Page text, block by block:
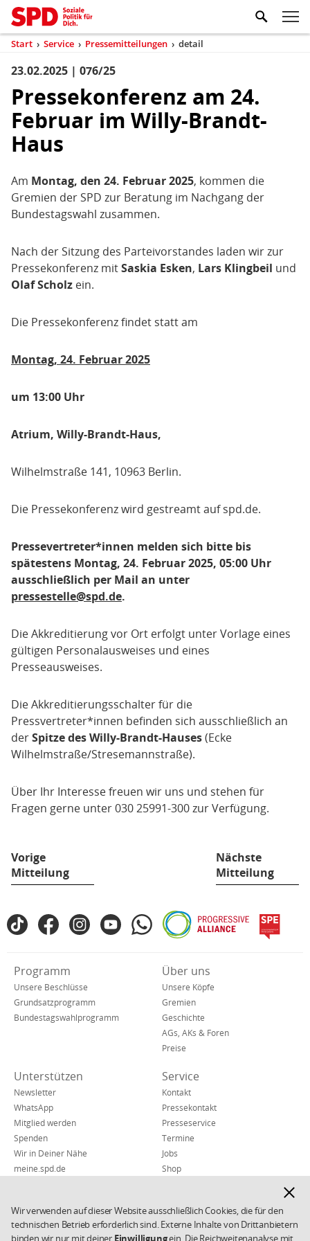
Wir verwenden auf dieser Website ausschließlich Cookies, die für den
technischen Betrieb erforderlich sind. Externe Inhalte von Drittanbietern
binden wir nur mit deiner Einwilligungein. Die Reichweitenanalyse mit
Kopfbereich
Sprungmarken-
Navigation
Zum Inhaltsbereich der Seite
Hauptnavigation
Sie
sind
Start › Service › Pressemitteilungen › detail
Inhaltsbereich
Pressemitteilung
23.02.2025 | 076/25
Pressekonferenz am 24.
Februar im Willy-Brandt-
Haus
Am Montag, den 24. Februar 2025, kommen die
Gremien der SPD zur Beratung im Nachgang der
Bundestagswahl zusammen.
Nach der Sitzung des Parteivorstandes laden wir zur
Pressekonferenz mitSaskia Esken, Lars Klingbeil und
Olaf Scholz ein.
Die Pressekonferenz findet statt am
Montag, 24. Februar 2025
um 13:00 Uhr
Atrium, Willy-Brandt-Haus,
Wilhelmstraße 141, 10963 Berlin.
Die Pressekonferenz wird gestreamt auf spd.de.
Pressevertreter*innen melden sich bitte bis
spätestens Montag, 24. Februar 2025, 05:00 Uhr
ausschließlich per Mail an unter
pressestelle@spd.de.
Die Akkreditierung vor Ort erfolgt unter Vorlage eines
gültigen Personalausweises und eines
Presseausweises.
Die Akkreditierungsschalter für die
Pressvertreter*innen befinden sich ausschließlich an
derSpitze des Willy-Brandt-Hauses(Ecke
Wilhelmstraße/Stresemannstraße).
Über Ihr Interesse freuen wir uns und stehen für
Fragen gerne unter 030 25991-300 zur Verfügung.
Vorige
Mitteilung
Nächste
Mitteilung
Fußbereich
SPD
sozialen
Netzwerken
TikTokFacebookInstagramYouTubeWhatsAppProgressive
Alliance
Verkürzte
Navigation
Programm
Unsere Beschlüsse
Grundsatzprogramm
Bundestagswahlprogramm
Über uns
Unsere Köpfe
Gremien
Geschichte
AGs, AKs & Foren
Preise
Unterstützen
Newsletter
WhatsApp
Mitglied werden
Spenden
Wir in Deiner Nähe
meine.spd.de
Service
Kontakt
Pressekontakt
Presseservice
Termine
Jobs
Shop
Weiterführende
Impressum
Datenschutz